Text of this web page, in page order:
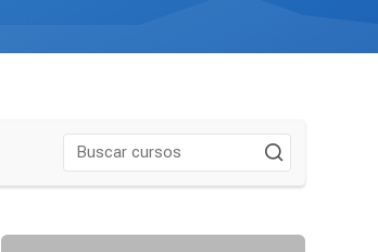
121291509C-Bromatol.-LABORATORIO DE